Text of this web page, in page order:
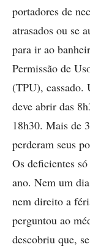
portadores de
atrasados ou se
para ir ao
Permissão de
(TPU), cassado.
deve abrir das
18h30. Mais de
perderam seus
Os deficientes
ano. Nem um
nem direito a
perguntou ao
descobriu que,